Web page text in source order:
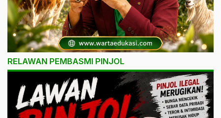
RELAWAN PEMBASMI PINJOL